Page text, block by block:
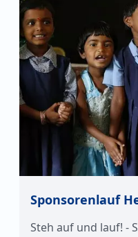
Sponsorenlauf
Steh auf und lauf! -